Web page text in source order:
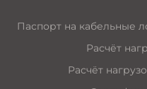
Паспорт на кабельные
Расчёт
Расчёт